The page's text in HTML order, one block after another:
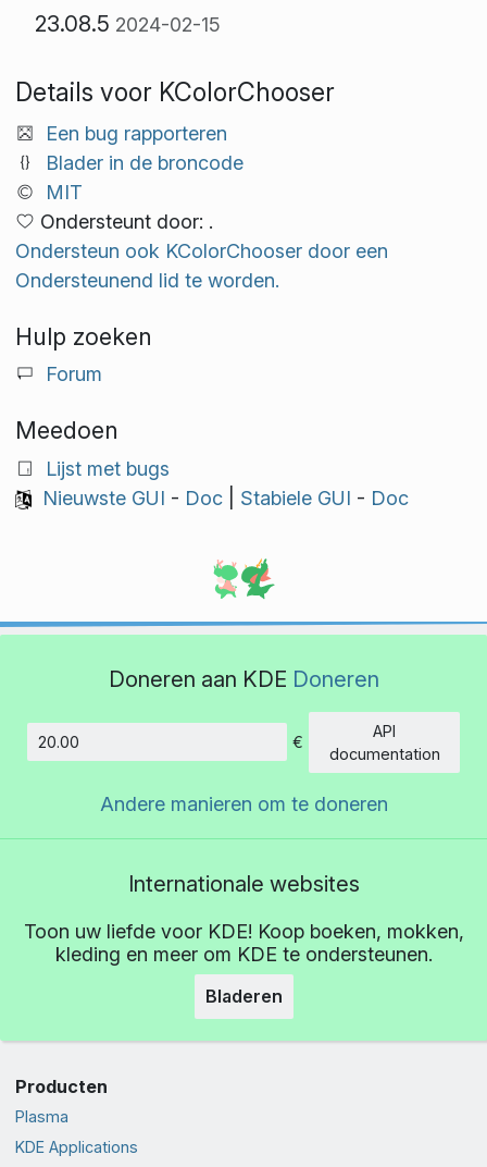
23.08.5 2024-02-15
Details voor KColorChooser
Een bug rapporteren
Blader in de broncode
MIT
Ondersteunt door: .
Ondersteun ook KColorChooser door een
Ondersteunend lid te worden.
Hulp zoeken
Forum
Meedoen
Lijst met bugs
Nieuwste GUI - Doc| Stabiele GUI - Doc
Doneren aan KDE Doneren
Hoeveelheid
€
API
documentation
Andere manieren om te doneren
Internationale websites
Toon uw liefde voor KDE! Koop boeken, mokken,
kleding en meer om KDE te ondersteunen.
Bladeren
Producten
Plasma
KDE Applications